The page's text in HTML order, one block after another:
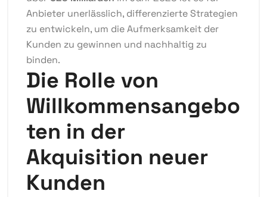
Anbieter unerlässlich, differenzierte Strategien
zu entwickeln, um die Aufmerksamkeit der
Kunden zu gewinnen und nachhaltig zu
binden.
Die Rolle von
Willkommensangebo
ten in der
Akquisition neuer
Kunden